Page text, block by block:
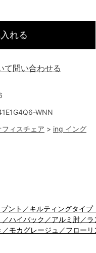
WNN
ィスチェア > ing イング
れる
ント／キルティングタイプ
／ハイバック／アルミ肘／ラ
／モカグレージュ／フローリ
て問い合わせる